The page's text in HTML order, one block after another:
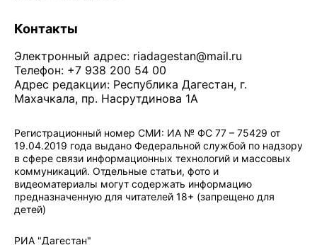
Контакты
Электронный адрес: riadagestan@mail.ru
Телефон: +7 938 200 54 00
Адрес редакции: Республика Дагестан, г.
Махачкала, пр. Насрутдинова 1А
Регистрационный номер СМИ: ИА № ФС 77 – 75429 от
19.04.2019 года выдано Федеральной службой по надзору
в сфере связи информационных технологий и массовых
коммуникаций. Отдельные статьи, фото и
видеоматериалы могут содержать информацию
предназначенную для читателей 18+ (запрещено для
детей)
РИА "Дагестан"